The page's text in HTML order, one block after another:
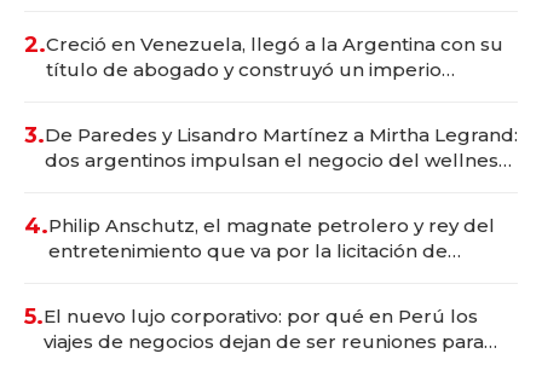
2.Creció en Venezuela, llegó a la Argentina con su
título de abogado y construyó un imperio
3.De Paredes y Lisandro Martínez a Mirtha Legrand:
dos argentinos impulsan el negocio del wellness
4.Philip Anschutz, el magnate petrolero y rey del
entretenimiento que va por la licitación de
5.El nuevo lujo corporativo: por qué en Perú los
viajes de negocios dejan de ser reuniones para